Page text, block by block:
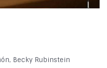
Becky Rubinstein